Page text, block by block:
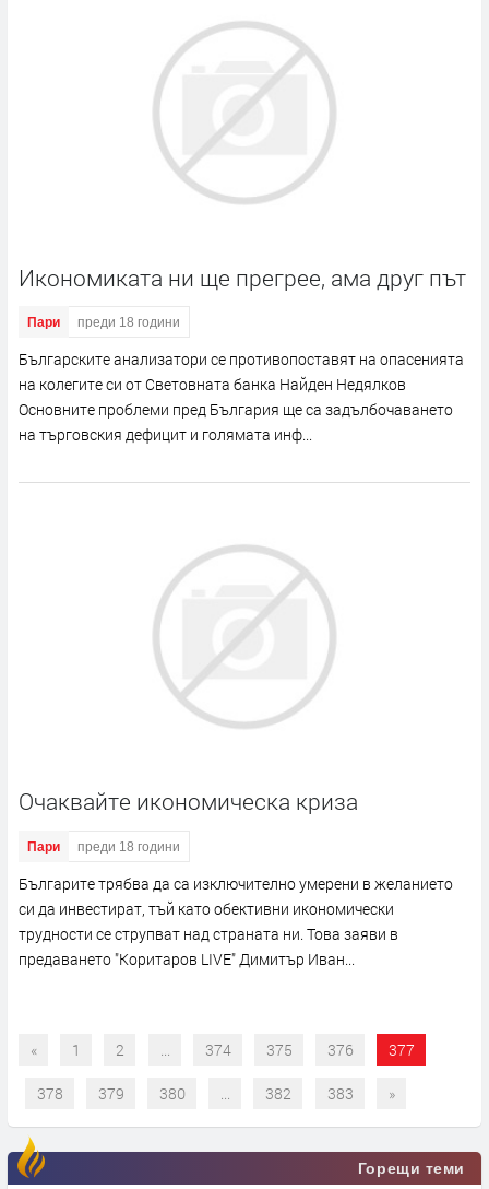
Икономиката ни ще прегрее, ама друг път
Пари преди 18 години
Българските анализатори се противопоставят на опасенията
на колегите си от Световната банка Найден Недялков
Основните проблеми пред България ще са задълбочаването
на търговския дефицит и голямата инф...
Очаквайте икономическа криза
Пари преди 18 години
Българите трябва да са изключително умерени в желанието
си да инвестират, тъй като обективни икономически
трудности се струпват над страната ни. Това заяви в
предаването "Коритаров LIVE" Димитър Иван...
« 1 2 ... 374 375 376 377
378 379 380 ... 382 383 »
Горещи теми